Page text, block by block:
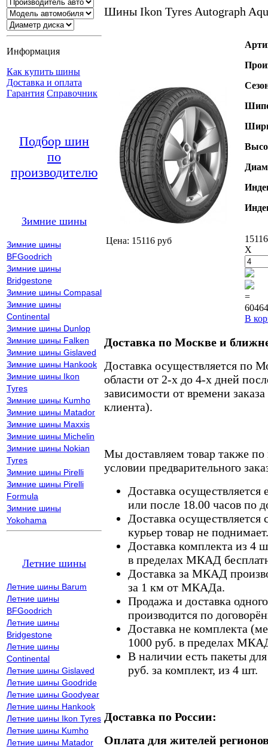
Информация
Как купить шины
Доставка и оплата
Гарантия Справочник
Подбор шин
по
производителю
Зимние шины
Зимние шины
BFGoodrich
Зимние шины
Bridgestone
Зимние шины Compasal
Зимние шины
Continental
Зимние шины Dunlop
Зимние шины Falken
Зимние шины Gislaved
Зимние шины Hankook
Зимние шины Ikon
Tyres
Зимние шины Kumho
Зимние шины Matador
Зимние шины Maxxis
Зимние шины Michelin
Зимние шины Nokian
Tyres
Зимние шины Pirelli
Зимние шины Pirelli
Formula
Зимние шины
Yokohama
Летние шины
Летние шины Barum
Летние шины
BFGoodrich
Летние шины
Bridgestone
Летние шины
Continental
Летние шины Gislaved
Летние шины Goodride
Летние шины Goodyear
Летние шины Hankook
Летние шины Ikon Tyres
Летние шины Kumho
Летние шины Matador
Шины Ikon Tyres Autograph
Цена: 15116 руб
X
=
В
Доставка по Москве и
Доставка осуществляется по
области от 2-х до 4-х дней
зависимости от времени
клиента).
Мы доставляем товар также
условии предварительного
Доставка осуществляется
или после 18.00 часов по
Доставка осуществляется
курьер товар не поднимает.
Доставка комплекта из 4
в пределах МКАД
Доставка за МКАД
за 1 км от МКАДа.
Продажа и доставка
производится по
Доставка не комплекта
1000 руб. в пределах
В наличии есть пакеты
руб. за комплект, из 4 шт.
Доставка по России:
Оплата для жителей